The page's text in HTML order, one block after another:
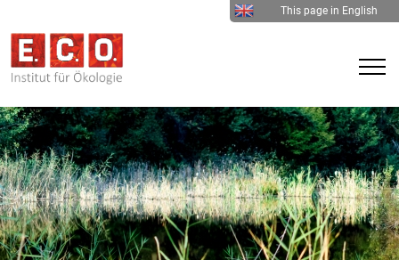
This page in English